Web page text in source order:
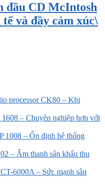
đầu CD McIntosh
và đầy cảm xúc\
processor CK80 – Khi
– Chuyên nghiệp hơn với
1008 – Ổn định hệ thống
– Âm thanh sân khấu thu
6000A – Sức mạnh sân